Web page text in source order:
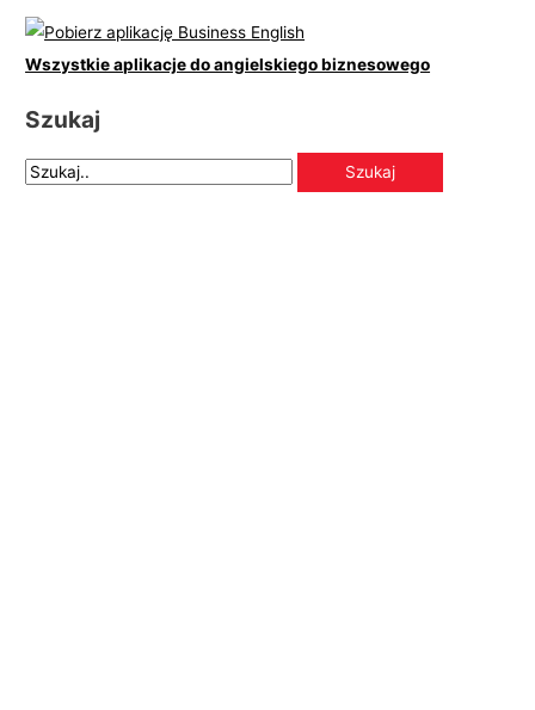
Wszystkie aplikacje do angielskiego biznesowego
Szukaj